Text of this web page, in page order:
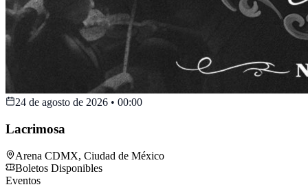
24 de agosto de 2026 • 00:00
Lacrimosa
Arena CDMX, Ciudad de México
Boletos Disponibles
Eventos